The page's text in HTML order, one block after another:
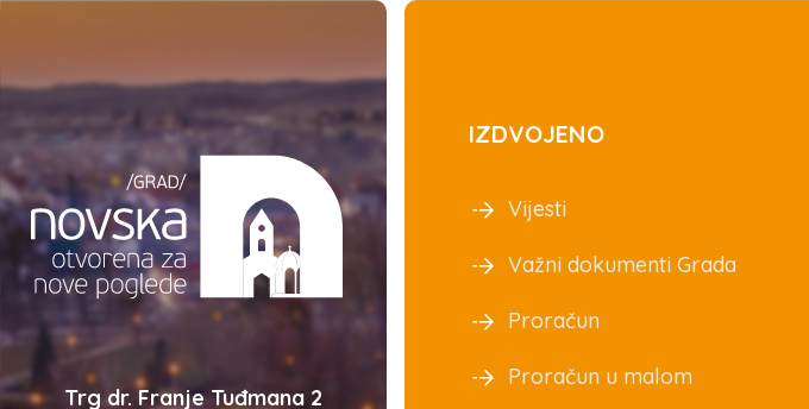
Trg dr. Franje Tuđmana 2
IZDVOJENO
Vijesti
Važni dokumenti Grada
Proračun
Proračun u malom